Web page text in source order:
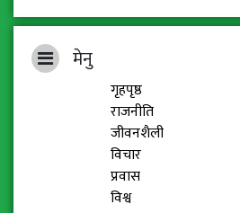
मेनु
गृहपृष्ठ
राजनीति
जीवनशैली
विचार
प्रवास
विश्व